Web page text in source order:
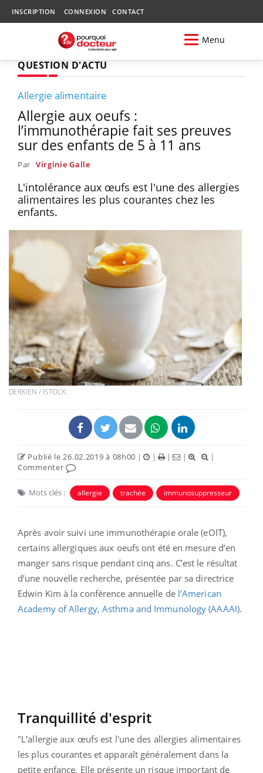
INSCRIPTION CONNEXION CONTACT
Menu
QUESTION D'ACTU
Allergie alimentaire
Allergie aux oeufs :
l’immunothérapie fait ses preuves
sur des enfants de 5 à 11 ans
Par Virginie Galle
L'intolérance aux œufs est l'une des allergies
alimentaires les plus courantes chez les
enfants.
DERKIEN / ISTOCK.
Publié le 26.02.2019 à 08h00 | | | |
|
Commenter
Mots clés : allergie trachée immunosuppresseur
Après avoir suivi une immunothérapie orale (eOIT),
certains allergiques aux oeufs ont été en mesure d’en
manger sans risque pendant cinq ans. C’est le résultat
d’une nouvelle recherche, présentée par sa directrice
Edwin Kim à la conférence annuelle de l'American
Academy of Allergy, Asthma and Immunology (AAAAI).
Tranquillité d'esprit
"L'allergie aux œufs est l'une des allergies alimentaires
les plus courantes et apparaît généralement dans la
petite enfance. Elle présente un risque important de